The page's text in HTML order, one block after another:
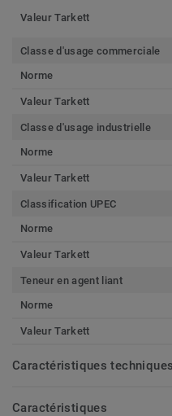
Valeur Tarkett
Classe d'usage commerciale
Norme
Valeur Tarkett
Classe d'usage industrielle
Norme
Valeur Tarkett
Classification UPEC
Norme
Valeur Tarkett
Teneur en agent liant
Norme
Valeur Tarkett
Caractéristiques
Caractéristiques